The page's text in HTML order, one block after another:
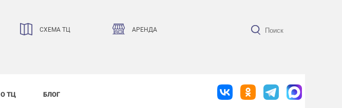
СХЕМА ТЦ АРЕНДА
О ТЦ БЛОГ